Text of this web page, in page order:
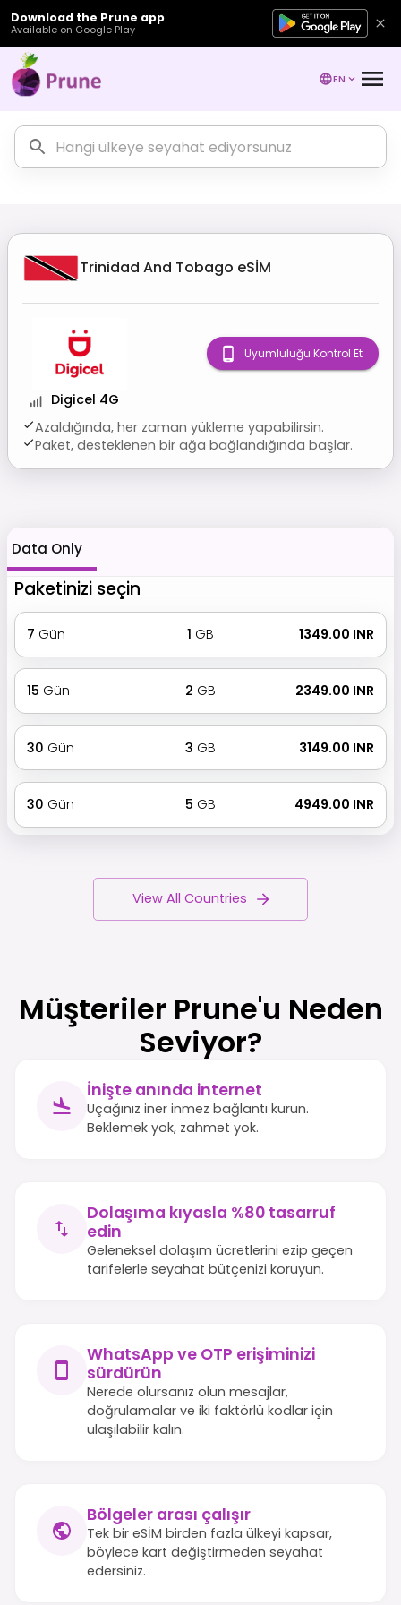
Download the Prune app
Available on Google Play
EN
Trinidad And Tobago eSİM
Digicel 4G
Azaldığında, her zaman yükleme yapabilirsin.
Paket, desteklenen bir ağa bağlandığında başlar.
Uyumluluğu Kontrol Et
Data Only
Paketinizi seçin
7 Gün 1 GB ₹ 1349.00 INR
15 Gün 2 GB ₹ 2349.00 INR
30 Gün 3 GB ₹ 3149.00 INR
30 Gün 5 GB ₹ 4949.00 INR
View All Countries
Müşteriler Prune'u Neden
Seviyor?
İnişte anında internet
Uçağınız iner inmez bağlantı kurun.
Beklemek yok, zahmet yok.
Dolaşıma kıyasla %80 tasarruf
edin
Geleneksel dolaşım ücretlerini ezip geçen
tarifelerle seyahat bütçenizi koruyun.
WhatsApp ve OTP erişiminizi
sürdürün
Nerede olursanız olun mesajlar,
doğrulamalar ve iki faktörlü kodlar için
ulaşılabilir kalın.
Bölgeler arası çalışır
Tek bir eSİM birden fazla ülkeyi kapsar,
böylece kart değiştirmeden seyahat
edersiniz.